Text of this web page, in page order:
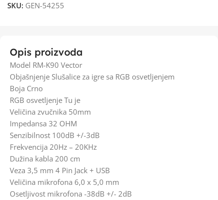
SKU: GEN-54255
Opis proizvoda
Model RM-K90 Vector
Objašnjenje Slušalice za igre sa RGB osvetljenjem
Boja Crno
RGB osvetljenje Tu je
Veličina zvučnika 50mm
Impedansa 32 OHM
Senzibilnost 100dB +/-3dB
Frekvencija 20Hz – 20KHz
Dužina kabla 200 cm
Veza 3,5 mm 4 Pin Jack + USB
Veličina mikrofona 6,0 x 5,0 mm
Osetljivost mikrofona -38dB +/- 2dB